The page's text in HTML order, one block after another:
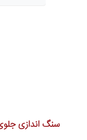
سنگ اندازی